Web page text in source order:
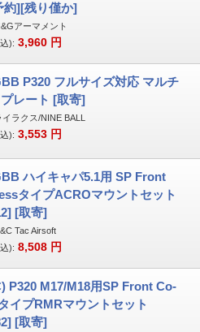
約][残り僅か]
アーマメント
): 3,960 円
P320 フルサイズ対応 マルチ
レート [取寄]
イラクス/NINE BALL
): 3,553 円
ハイキャパ5.1用 SP Front
タイプACROマウントセット
[取寄]
Tac Airsoft
): 8,508 円
P320 M17/M18用SP Front Co-
イプRMRマウントセット
[取寄]